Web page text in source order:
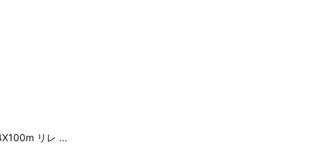
リレ ...